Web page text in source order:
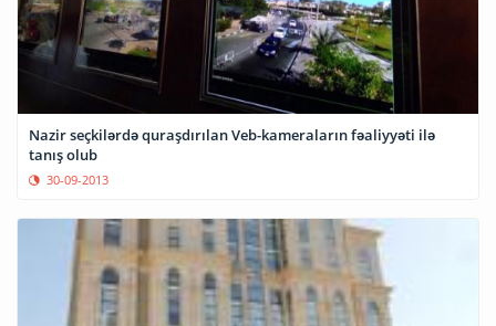
Nazir seçkilərdə quraşdırılan Veb-kameraların fəaliyyəti ilə
tanış olub
30-09-2013